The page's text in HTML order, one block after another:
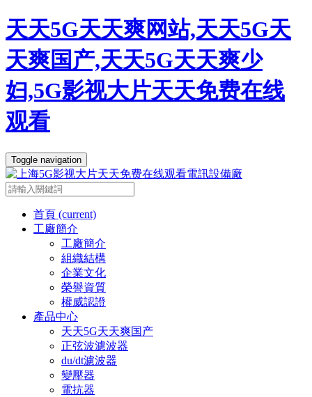
天天5G天天爽网站,天天5G天
天爽国产,天天5G天天爽少
妇,5G影视大片天天免费在线
观看
Toggle navigation
首頁 (current)
工廠簡介
工廠簡介
組織結構
企業文化
榮譽資質
權威認證
產品中心
天天5G天天爽国产
正弦波濾波器
du/dt濾波器
變壓器
電抗器